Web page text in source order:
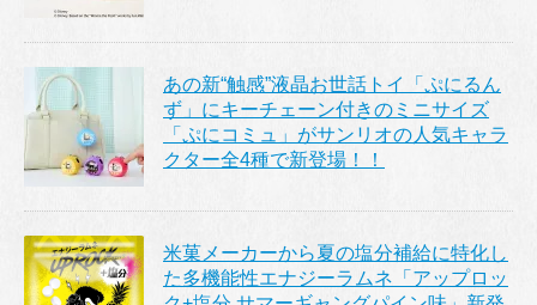
あの新“触感”液晶お世話トイ「ぷにるん
ず」にキーチェーン付きのミニサイズ
「ぷにコミュ」がサンリオの人気キャラ
クター全4種で新登場！！
米菓メーカーから夏の塩分補給に特化し
た多機能性エナジーラムネ「アップロッ